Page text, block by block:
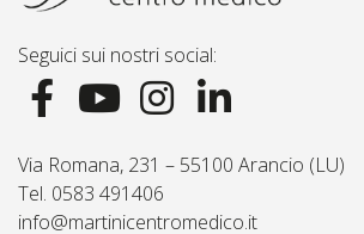
Seguici sui nostri social:
Via Romana, 231 – 55100 Arancio (LU)
Tel. 0583 491406
info@martinicentromedico.it